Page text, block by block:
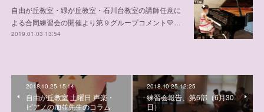
自由が丘教室・緑が丘教室・石川台教室の講師任意に
よる合同練習会の開催より第９グループコメント💛…
2019.01.03 13:54
2018.10.25 15:14
自由が丘教室 土曜日 声楽・
ピアノの加並先生のコラム
2018.10.25 12:25
練習会報告、第6部（6月30
日）